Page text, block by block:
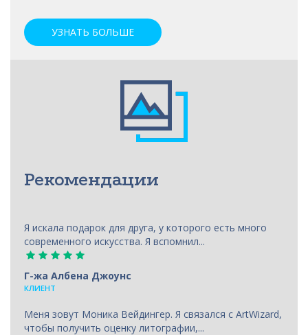
УЗНАТЬ БОЛЬШЕ
Рекомендации
Я искала подарок для друга, у которого есть много
современного искусства. Я вспомнил...
Г-жа Албена Джоунс
КЛИЕНТ
Меня зовут Моника Вейдингер. Я связался с ArtWizard,
чтобы получить оценку литографии,...